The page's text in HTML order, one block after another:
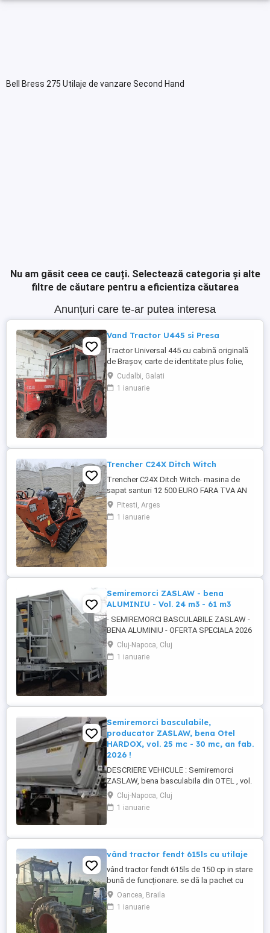
Bell Bress 275 Utilaje de vanzare Second Hand
Nu am găsit ceea ce cauți. Selectează categoria și alte
filtre de căutare pentru a eficientiza căutarea
Anunțuri care te-ar putea interesa
Vand Tractor U445 si Presa
Tractor Universal 445 cu cabină originală
de Brașov, carte de identitate plus folie,
motor în trei pistoane si compresor. An
fabricație 2002 Două manete distanță
mare la cutie, ambreiaj la mână pe priză,
Cudalbi, Galati
1 ianuarie
Trencher C24X Ditch Witch
Trencher C24X Ditch Witch- masina de
sapat santuri 12 500 EURO FARA TVA AN
FABRICATIE 2017 ORE FUNCTIONARE
122h ADANCIME DE SAPAT 0,9m, POATE FI
MONTAT LANT SI DE 1,2m COMBUSTIBIL
Pitesti, Arges
1 ianuarie
Semiremorci ZASLAW - bena
ALUMINIU - Vol. 24 m3 - 61 m3
- SEMIREMORCI BASCULABILE ZASLAW -
BENA ALUMINIU - OFERTA SPECIALA 2026
!! - VEHICULE NOI - ( pe stoc SAU în
fabricație ZASLAW - cu termen SCURT de
livrare ) DESCRIERE VEHICULE : -
Cluj-Napoca, Cluj
1 ianuarie
Semiremorci basculabile,
producator ZASLAW, bena Otel
HARDOX, vol. 25 mc - 30 mc, an fab.
2026 !
DESCRIERE VEHICULE : Semiremorci
ZASLAW, bena basculabila din OTEL , vol.
24 mc - 30 mc, (stoc nou 2026 sau in
fabricatie ZASLAW) . DETALII: -
Semiremorci basculabile pe 3 axe, bena
Cluj-Napoca, Cluj
1 ianuarie
vând tractor fendt 615ls cu utilaje
vând tractor fendt 615ls de 150 cp in stare
bună de funcționare. se dă la pachet cu
plug lemken 2+1+1 si disc gd 3.4m.mai
multe detalii la telefon
Oancea, Braila
1 ianuarie